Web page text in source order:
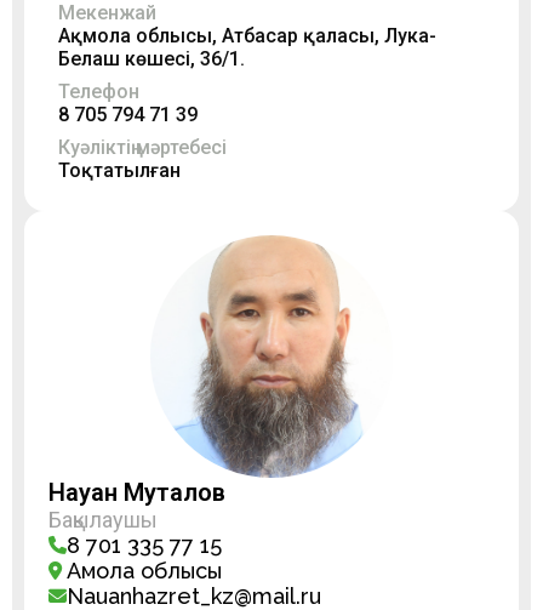
Мекенжай
Ақмола облысы, Атбасар қаласы, Лука-
Белаш көшесі, 36/1.
Телефон
8 705 794 71 39
Куәліктің мәртебесі
Тоқтатылған
Науан Муталов
Бақылаушы
8 701 335 77 15
Ақмола облысы
Nauanhazret_kz@mail.ru